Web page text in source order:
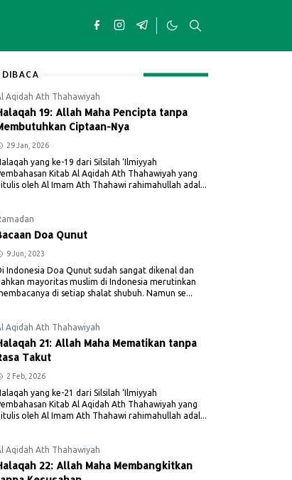
DIBACA
Aqidah Ath Thahawiyah
19: Allah Maha Pencipta tanpa
Ciptaan-Nya
29 Jan, 2026
yang ke-19 dari Silsilah ‘Ilmiyyah
Kitab Al Aqidah Ath Thahawiyah yang
oleh Al Imam Ath Thahawi rahimahullah adal...
Doa Qunut
9 Jun, 2023
Indonesia Doa Qunut sudah sangat dikenal dan
mayoritas muslim di Indonesia merutinkan
di setiap shalat shubuh. Namun se...
Aqidah Ath Thahawiyah
21: Allah Maha Mematikan tanpa
Takut
2 Feb, 2026
yang ke-21 dari Silsilah ‘Ilmiyyah
Kitab Al Aqidah Ath Thahawiyah yang
oleh Al Imam Ath Thahawi rahimahullah adal...
Aqidah Ath Thahawiyah
22: Allah Maha Membangkitkan